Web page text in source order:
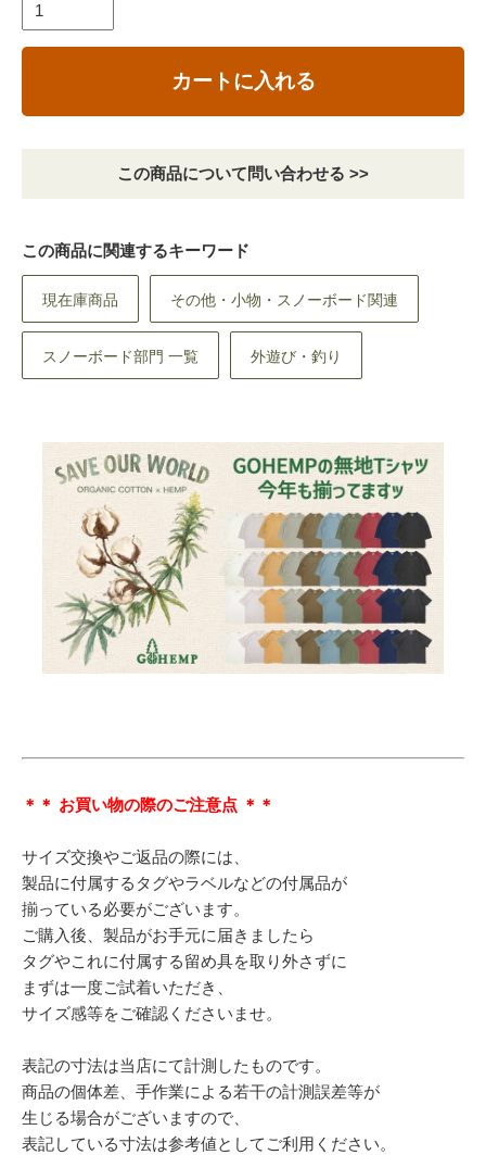
カートに入れる
この商品について問い合わせる >>
この商品に関連するキーワード
現在庫商品 その他・小物・スノーボード関連
スノーボード部門 一覧 外遊び・釣り
＊＊ お買い物の際のご注意点 ＊＊
サイズ交換やご返品の際には、
製品に付属するタグやラベルなどの付属品が
揃っている必要がございます。
ご購入後、製品がお手元に届きましたら
タグやこれに付属する留め具を取り外さずに
まずは一度ご試着いただき、
サイズ感等をご確認くださいませ。
表記の寸法は当店にて計測したものです。
商品の個体差、手作業による若干の計測誤差等が
生じる場合がございますので、
表記している寸法は参考値としてご利用ください。